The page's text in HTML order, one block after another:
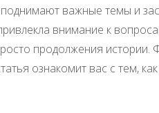
важные темы и
внимание к
продолжения
ознакомит вас с тем,